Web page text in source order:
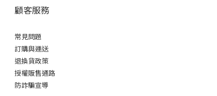
顧客服務
常見問題
訂購與運送
退換貨政策
授權販售通路
防詐騙宣導